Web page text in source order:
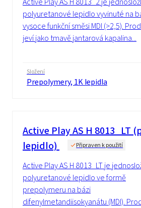
polyuretanové lepidlo vyvinuté na
vysoce funkční směsi MDI (>2,5).
jeví jako tmavě jantarová kapalina...
Složení
Prepolymery, 1K lepidla
Active Play AS H 8013_LT
lepidlo)
Připraven k použití
Active Play AS H 8013_LT je
polyuretanové lepidlo ve formě
prepolymeru na bázi
difenylmetandiisokyanátu (MDI).